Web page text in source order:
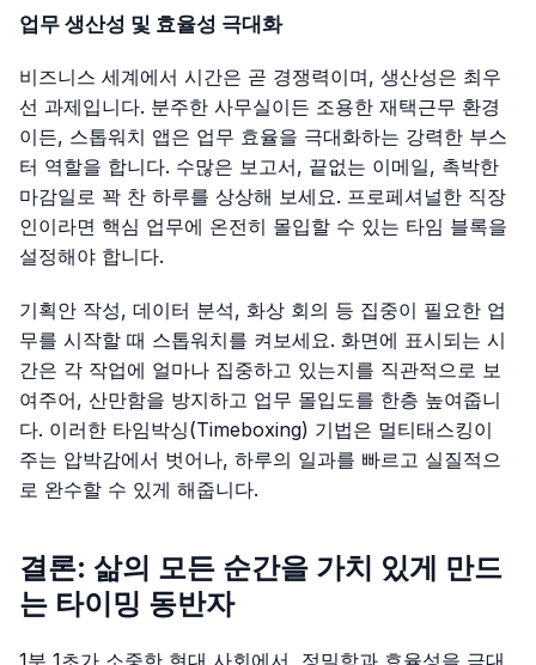
업무 생산성 및 효율성 극대화
비즈니스 세계에서 시간은 곧 경쟁력이며, 생산성은 최우
선 과제입니다. 분주한 사무실이든 조용한 재택근무 환경
이든, 스톱워치 앱은 업무 효율을 극대화하는 강력한 부스
터 역할을 합니다. 수많은 보고서, 끝없는 이메일, 촉박한
마감일로 꽉 찬 하루를 상상해 보세요. 프로페셔널한 직장
인이라면 핵심 업무에 온전히 몰입할 수 있는 타임 블록을
설정해야 합니다.
기획안 작성, 데이터 분석, 화상 회의 등 집중이 필요한 업
무를 시작할 때 스톱워치를 켜보세요. 화면에 표시되는 시
간은 각 작업에 얼마나 집중하고 있는지를 직관적으로 보
여주어, 산만함을 방지하고 업무 몰입도를 한층 높여줍니
다. 이러한 타임박싱(Timeboxing) 기법은 멀티태스킹이
주는 압박감에서 벗어나, 하루의 일과를 빠르고 실질적으
로 완수할 수 있게 해줍니다.
결론: 삶의 모든 순간을 가치 있게 만드
는 타이밍 동반자